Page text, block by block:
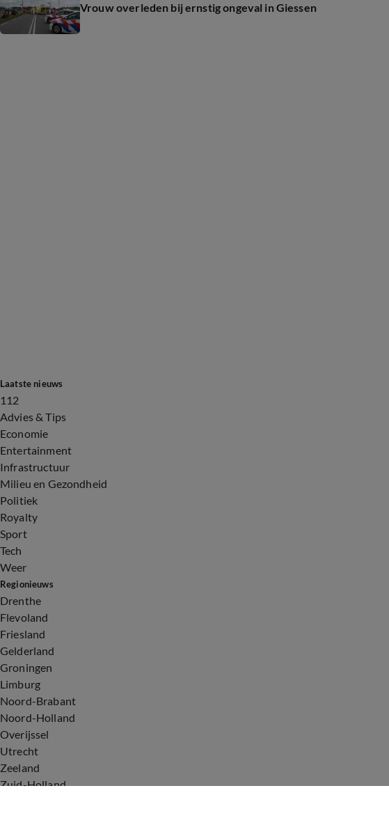
Vrouw overleden bij ernstig ongeval in Giessen
Laatste nieuws
112
Advies & Tips
Economie
Entertainment
Infrastructuur
Milieu en Gezondheid
Politiek
Royalty
Sport
Tech
Weer
Regionieuws
Drenthe
Flevoland
Friesland
Gelderland
Groningen
Limburg
Noord-Brabant
Noord-Holland
Overijssel
Utrecht
Zeeland
Zuid-Holland